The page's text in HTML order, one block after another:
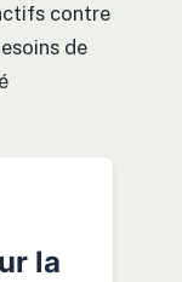
contre
de
la